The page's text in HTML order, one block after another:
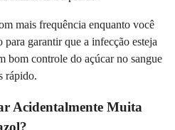
mais frequência enquanto você
para garantir que a infecção esteja
bom controle do açúcar no sangue
rápido.
Acidentalmente Muita